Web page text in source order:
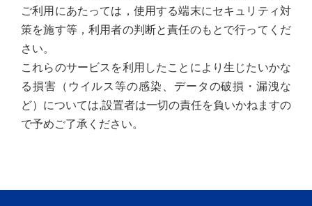
ご利用にあたっては，使用する端末にセキュリティ対
策を施す等，利用者の判断と責任のもとで行ってくだ
さい。
これらのサービスを利用したことにより生じたいかな
る損害（ウイルス等の感染、データの破損・漏洩な
ど）については,設置者は一切の責任を負いかねますの
で予めご了承ください。